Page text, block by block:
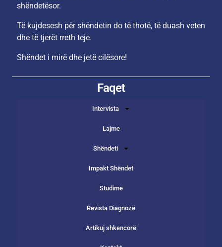
shëndetësor.
Të kujdesesh për shëndetin do të thotë, të duash veten
dhe të tjerët rreth teje.
Shëndet i mirë dhe jetë cilësore!
Faqet
Intervista
Lajme
Shëndeti
Impakt Shëndet
Studime
Revista Diagnozë
Artikuj shkencorë